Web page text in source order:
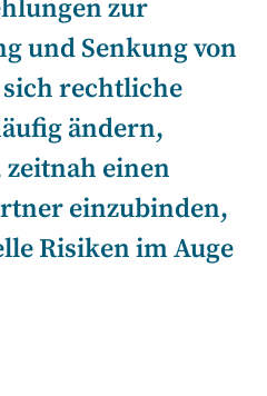
zur
und Senkung von
sich rechtliche
ändern,
einen
einzubinden,
Risiken im Auge